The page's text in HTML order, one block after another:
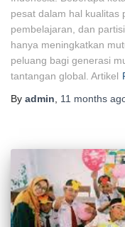
pesat dalam hal kualitas
pembelajaran, dan
hanya meningkatkan
peluang bagi generasi
tantangan global. Artikel
By admin 11 months